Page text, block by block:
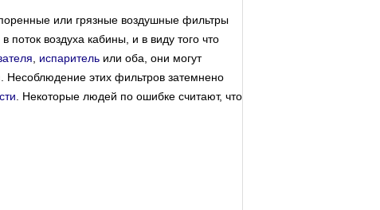
или грязные воздушные фильтры
в поток воздуха кабины, и в виду того что
испаритель или оба, они могут
Несоблюдение этих фильтров затемнено
. Некоторые людей по ошибке считают, что